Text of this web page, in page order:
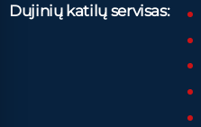
Dujinių katilų servisas: